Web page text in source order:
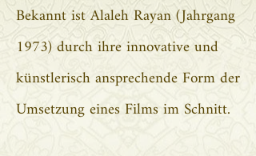
Bekannt ist Alaleh Rayan (Jahrgang
1973) durch ihre innovative und
künstlerisch ansprechende Form der
Umsetzung eines Films im Schnitt.